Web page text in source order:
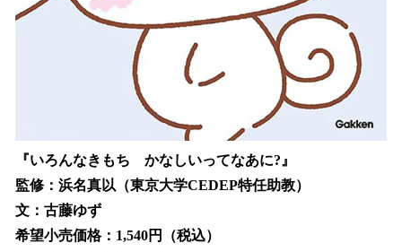
『いろんなきもち かなしいってなあに?』
監修：浜名真以（東京大学CEDEP特任助教）
文：古藤ゆず
希望小売価格：1,540円（税込）